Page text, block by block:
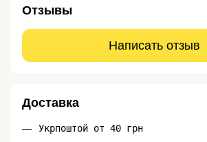
Отзывы
Написать отзыв
Доставка
Укрпоштой от 40 грн